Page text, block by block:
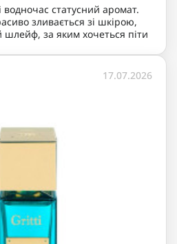
статусний аромат.
зливається зі шкірою,
за яким хочеться піти
17.07.2026